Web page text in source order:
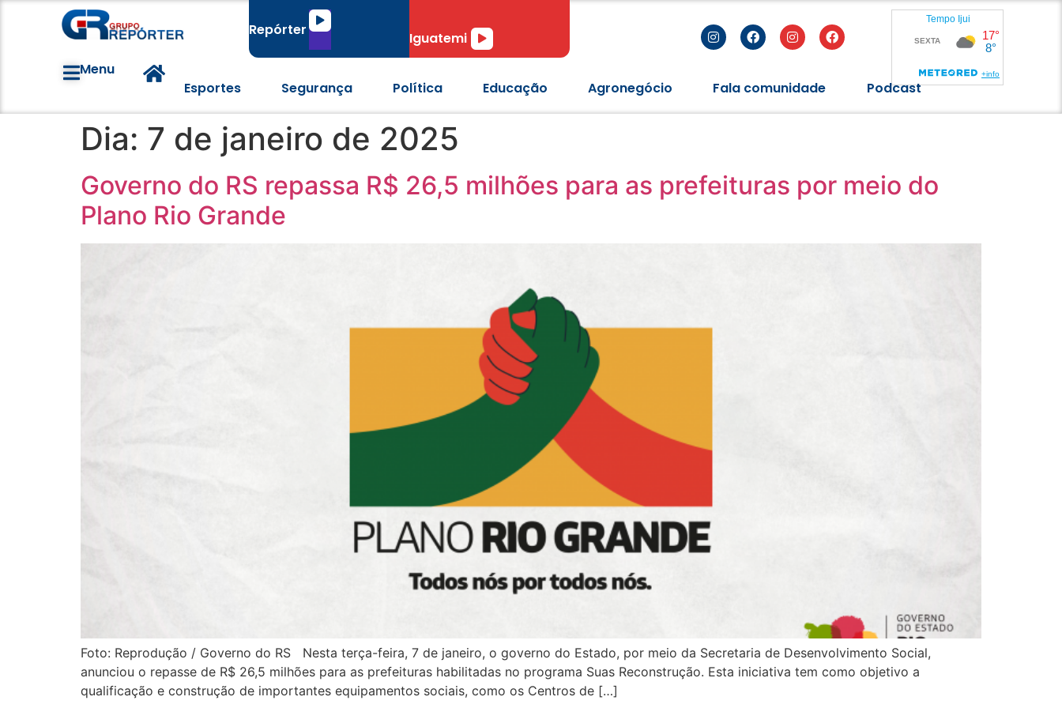
Repórter
Tocador
áudio
Iguatemi Tocador
de
Menu
Esportes
Segurança Política Educação Agronegócio Fala comunidade Podcast
Dia: 7 de janeiro de 2025
Governo do RS repassa R$ 26,5 milhões para as prefeituras por meio do
Plano Rio Grande
Foto: Reprodução / Governo do RS Nesta terça-feira, 7 de janeiro, o governo do Estado, por meio da Secretaria de Desenvolvimento Social,
anunciou o repasse de R$ 26,5 milhões para as prefeituras habilitadas no programa Suas Reconstrução. Esta iniciativa tem como objetivo a
qualificação e construção de importantes equipamentos sociais, como os Centros de […]